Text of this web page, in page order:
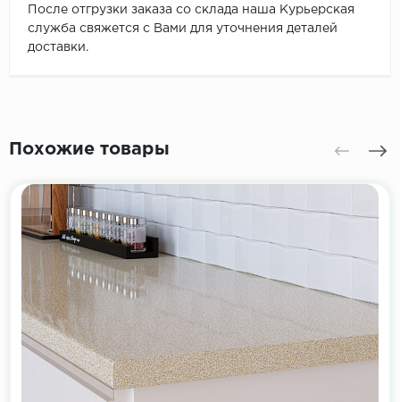
После отгрузки заказа со склада наша Курьерская
служба свяжется с Вами для уточнения деталей
доставки.
Похожие товары